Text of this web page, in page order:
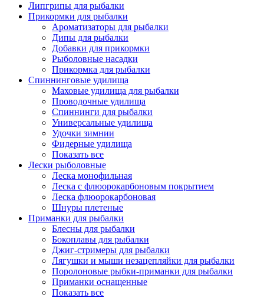
Липгрипы для рыбалки
Прикормки для рыбалки
Ароматизаторы для рыбалки
Дипы для рыбалки
Добавки для прикормки
Рыболовные насадки
Прикормка для рыбалки
Спиннинговые удилища
Маховые удилища для рыбалки
Проводочные удилища
Спиннинги для рыбалки
Универсальные удилища
Удочки зимнии
Фидерные удилища
Показать все
Лески рыболовные
Леска монофильная
Леска с флюорокарбоновым покрытием
Леска флюорокарбоновая
Шнуры плетеные
Приманки для рыбалки
Блесны для рыбалки
Бокоплавы для рыбалки
Джиг-стримеры для рыбалки
Лягушки и мыши незацепляйки для рыбалки
Поролоновые рыбки-приманки для рыбалки
Приманки оснащенные
Показать все